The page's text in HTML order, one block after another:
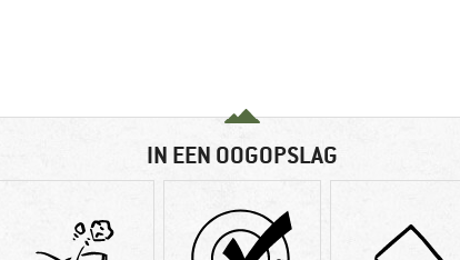
IN EEN OOGOPSLAG